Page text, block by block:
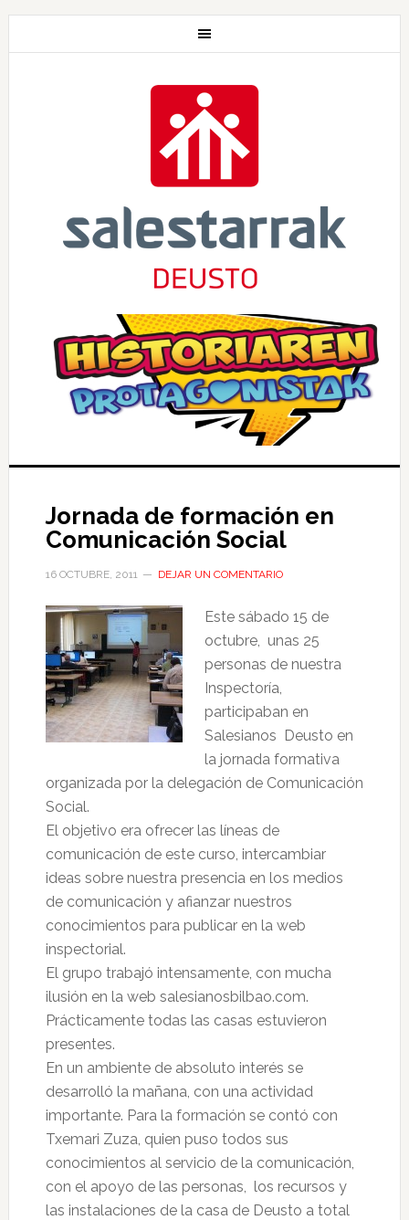
Jornada de formación en
Comunicación Social
16 OCTUBRE, 2011 DEJAR UN COMENTARIO
Este sábado 15 de
octubre, unas 25
personas de nuestra
Inspectoría,
participaban en
Salesianos Deusto en
la jornada formativa
organizada por la delegación de Comunicación
Social.
El objetivo era ofrecer las líneas de
comunicación de este curso, intercambiar
ideas sobre nuestra presencia en los medios
de comunicación y afianzar nuestros
conocimientos para publicar en la web
inspectorial.
El grupo trabajó intensamente, con mucha
ilusión en la web salesianosbilbao.com.
Prácticamente todas las casas estuvieron
presentes.
En un ambiente de absoluto interés se
desarrolló la mañana, con una actividad
importante. Para la formación se contó con
Txemari Zuza, quien puso todos sus
conocimientos al servicio de la comunicación,
con el apoyo de las personas, los recursos y
las instalaciones de la casa de Deusto a total